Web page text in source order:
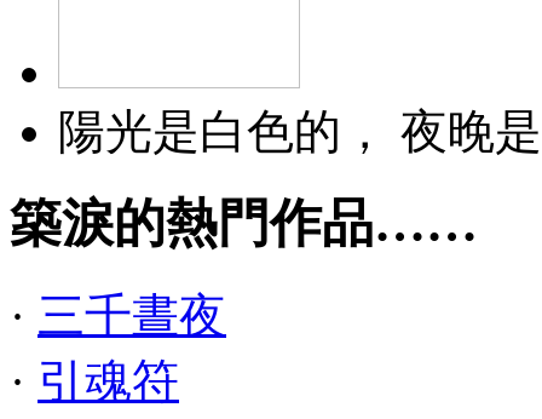
陽光是白色的， 夜晚
築淚的熱門作品……
· 三千晝夜
· 引魂符